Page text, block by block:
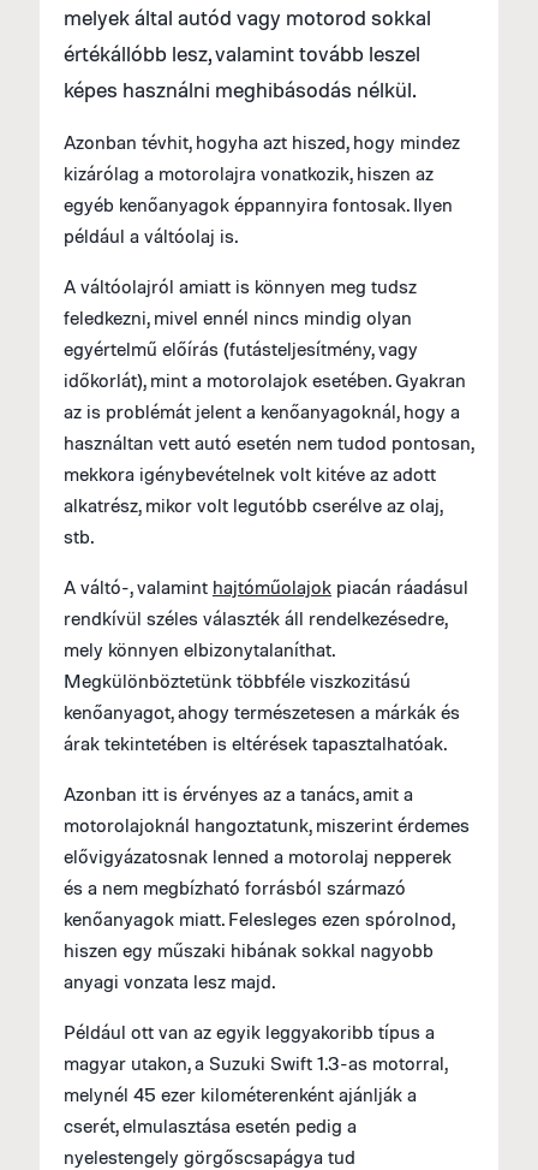
melyek által autód vagy motorod sokkal
értékállóbb lesz, valamint tovább leszel
képes használni meghibásodás nélkül.
Azonban tévhit, hogyha azt hiszed, hogy mindez
kizárólag a motorolajra vonatkozik, hiszen az
egyéb kenőanyagok éppannyira fontosak. Ilyen
például a váltóolaj is.
A váltóolajról amiatt is könnyen meg tudsz
feledkezni, mivel ennél nincs mindig olyan
egyértelmű előírás (futásteljesítmény, vagy
időkorlát), mint a motorolajok esetében. Gyakran
az is problémát jelent a kenőanyagoknál, hogy a
használtan vett autó esetén nem tudod pontosan,
mekkora igénybevételnek volt kitéve az adott
alkatrész, mikor volt legutóbb cserélve az olaj,
stb.
A váltó-, valamint hajtóműolajok piacán ráadásul
rendkívül széles választék áll rendelkezésedre,
mely könnyen elbizonytalaníthat.
Megkülönböztetünk többféle viszkozitású
kenőanyagot, ahogy természetesen a márkák és
árak tekintetében is eltérések tapasztalhatóak.
Azonban itt is érvényes az a tanács, amit a
motorolajoknál hangoztatunk, miszerint érdemes
elővigyázatosnak lenned a motorolaj nepperek
és a nem megbízható forrásból származó
kenőanyagok miatt. Felesleges ezen spórolnod,
hiszen egy műszaki hibának sokkal nagyobb
anyagi vonzata lesz majd.
Például ott van az egyik leggyakoribb típus a
magyar utakon, a Suzuki Swift 1.3-as motorral,
melynél 45 ezer kilométerenként ajánlják a
cserét, elmulasztása esetén pedig a
nyelestengely görgőscsapágya tud